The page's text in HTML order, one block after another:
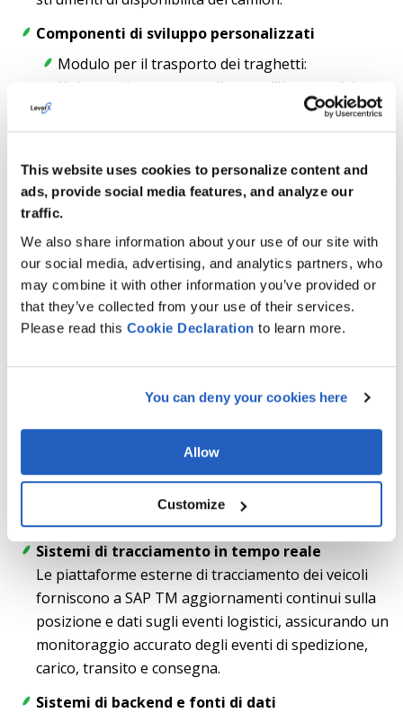
This website uses cookies to personalize content and
ads, provide social media features, and analyze our
traffic.
We also share information about your use of our site with
our social media, advertising, and analytics partners, who
may combine it with other information you’ve provided or
that they’ve collected from your use of their services.
Please read this Cookie Declaration to learn more.
You can deny your cookies here
Allow
Customize
Componenti di sviluppo personalizzati
Modulo per il trasporto dei traghetti:
Un'estensione personalizzata all'interno del
framework SAP TM per supportare processi di
spedizione specifici per i traghetti.
Automazione della ricerca di camion:
Un'integrazione personalizzata con una
soluzione di terze parti per la disponibilità e
l'assegnazione degli autocarri.
Integrazione del motore di ottimizzazione dei
percorsi: Connessione a un sistema di routing
esterno progettato per la logistica dei camion
dei tour.
Telematica e sistemi di bordo
parti consente lo scambio di dati in tempo reale tra i
conducenti e SAP TM, comprese le istruzioni di
Sistemi di tracciamento in tempo reale
Le piattaforme esterne di tracciamento dei veicoli
forniscono a SAP TM aggiornamenti continui sulla
posizione e dati sugli eventi logistici, assicurando un
monitoraggio accurato degli eventi di spedizione,
carico, transito e consegna.
Sistemi di backend e fonti di dati